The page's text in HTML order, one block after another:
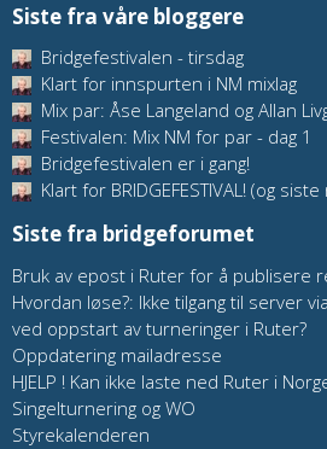
Siste fra våre bloggere
Bridgefestivalen - tirsdag
Klart for innspurten i NM mixlag
Mix par: Åse Langeland og Allan
Festivalen: Mix NM for par - dag 1
Bridgefestivalen er i gang!
Klart for BRIDGEFESTIVAL! (og
Siste fra bridgeforumet
Bruk av epost i Ruter for å publisere
Hvordan løse?: Ikke tilgang til server
ved oppstart av turneringer i Ruter?
Oppdatering mailadresse
HJELP ! Kan ikke laste ned Ruter i
Singelturnering og WO
Styrekalenderen